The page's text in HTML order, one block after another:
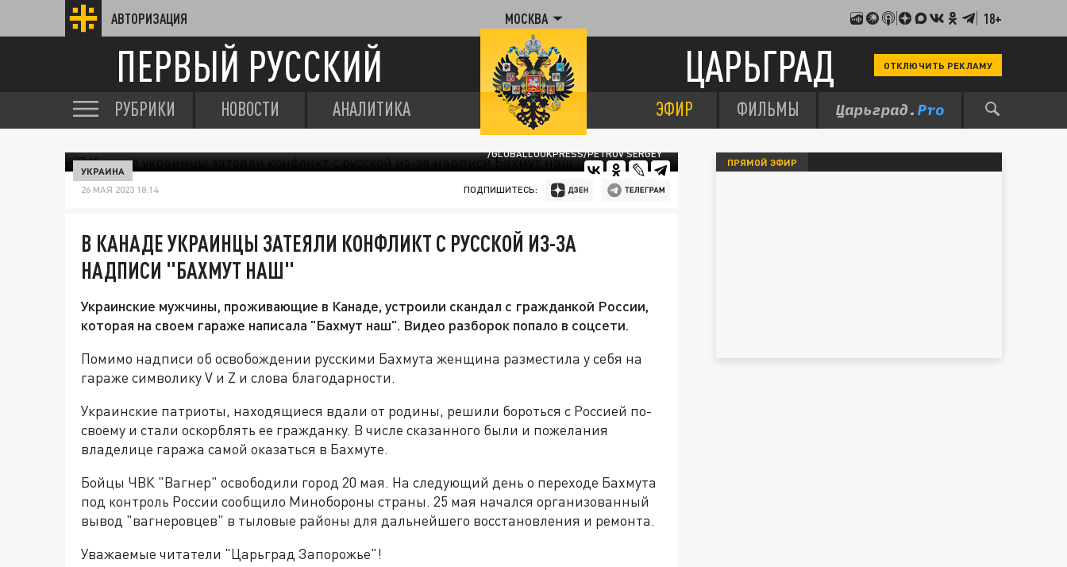
АВТОРИЗАЦИЯ МОСКВА 18+
ПЕРВЫЙ РУССКИЙ ЦАРЬГРАД ОТКЛЮЧИТЬ РЕКЛАМУ
РУБРИКИ НОВОСТИ АНАЛИТИКА ЭФИР ФИЛЬМЫ
/GLOBALLOOKPRESS/PETROV SERGEY
УКРАИНА
26 МАЯ 2023 18:14 ПОДПИШИТЕСЬ:
В КАНАДЕ УКРАИНЦЫ ЗАТЕЯЛИ КОНФЛИКТ С РУССКОЙ ИЗ-ЗА
НАДПИСИ "БАХМУТ НАШ"
Украинские мужчины, проживающие в Канаде, устроили скандал с гражданкой России,
которая на своем гараже написала "Бахмут наш". Видео разборок попало в соцсети.
Помимо надписи об освобождении русскими Бахмута женщина разместила у себя на
гараже символику V и Z и слова благодарности.
Украинские патриоты, находящиеся вдали от родины, решили бороться с Россией по-
своему и стали оскорблять ее гражданку. В числе сказанного были и пожелания
владелице гаража самой оказаться в Бахмуте.
Бойцы ЧВК "Вагнер" освободили город 20 мая. На следующий день о переходе Бахмута
под контроль России сообщило Минобороны страны. 25 мая начался организованный
вывод "вагнеровцев" в тыловые районы для дальнейшего восстановления и ремонта.
Уважаемые читатели "Царьград Запорожье"!
ПРЯМОЙ ЭФИР